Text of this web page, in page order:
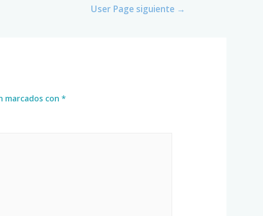
User Page siguiente →
marcados con *